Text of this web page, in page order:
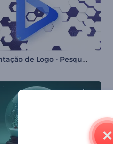
Apresentação de Logo - Pesquisa na Internet